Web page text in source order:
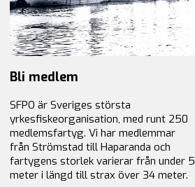
Bli medlem
SFPO är Sveriges största
yrkesfiskeorganisation, med runt 250
medlemsfartyg. Vi har medlemmar
från Strömstad till Haparanda och
fartygens storlek varierar från under 5
meter i längd till strax över 34 meter.